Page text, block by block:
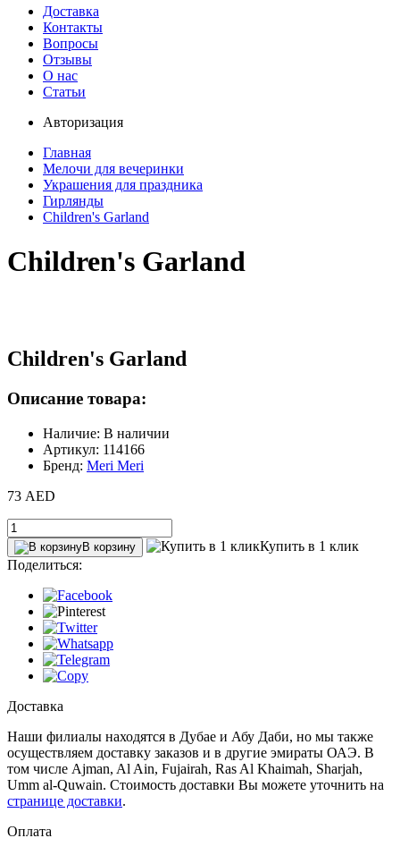
Доставка
Контакты
Вопросы
Отзывы
О нас
Статьи
Авторизация
Главная
Мелочи для вечеринки
Украшения для праздника
Гирлянды
Children's Garland
Children's Garland
Children's Garland
Описание товара:
Наличие: В наличии
Артикул: 114166
Бренд: Meri Meri
73 AED
В корзину
Купить в 1 клик
Поделиться:
Доставка
Наши филиалы находятся в Дубае и Абу Даби, но мы также
осуществляем доставку заказов и в другие эмираты ОАЭ. В
том числе Ajman, Al Ain‎, Fujairah, Ras Al Khaimah, Sharjah,
Umm al-Quwain. Стоимость доставки Вы можете уточнить на
странице доставки.
Оплата